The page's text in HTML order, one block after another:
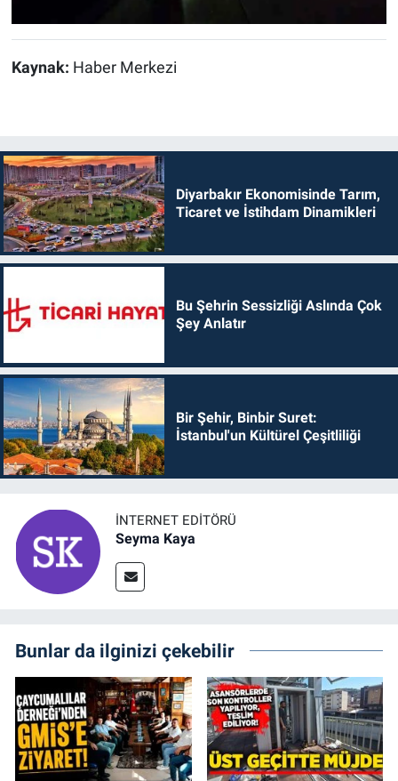
Kaynak: Haber Merkezi
Diyarbakır Ekonomisinde Tarım,
Ticaret ve İstihdam Dinamikleri
Bu Şehrin Sessizliği Aslında Çok
Şey Anlatır
Bir Şehir, Binbir Suret:
İstanbul'un Kültürel Çeşitliliği
İNTERNET EDITÖRÜ
Seyma Kaya
Bunlar da ilginizi çekebilir